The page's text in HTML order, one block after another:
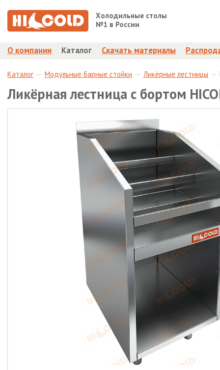
Холодильные столы
№1 в России
О компании Каталог Скачать материалы
Каталог Модульные барные стойки Ликёрные лестницы
Ликёрная лестница с бортом